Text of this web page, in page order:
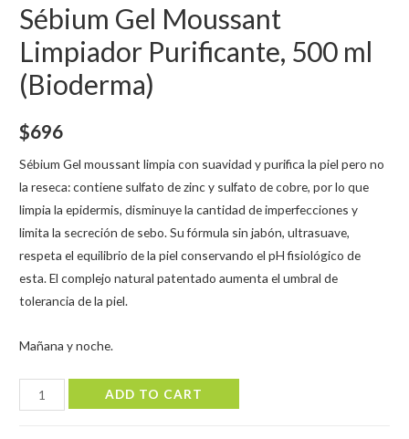
Sébium Gel Moussant
Limpiador Purificante, 500 ml
(Bioderma)
$696
Sébium Gel moussant limpia con suavidad y purifica la piel pero no
la reseca: contiene sulfato de zinc y sulfato de cobre, por lo que
limpia la epidermis, disminuye la cantidad de imperfecciones y
limita la secreción de sebo. Su fórmula sin jabón, ultrasuave,
respeta el equilibrio de la piel conservando el pH fisiológico de
esta. El complejo natural patentado aumenta el umbral de
tolerancia de la piel.
Mañana y noche.
Sébium
Gel
ADD TO CART